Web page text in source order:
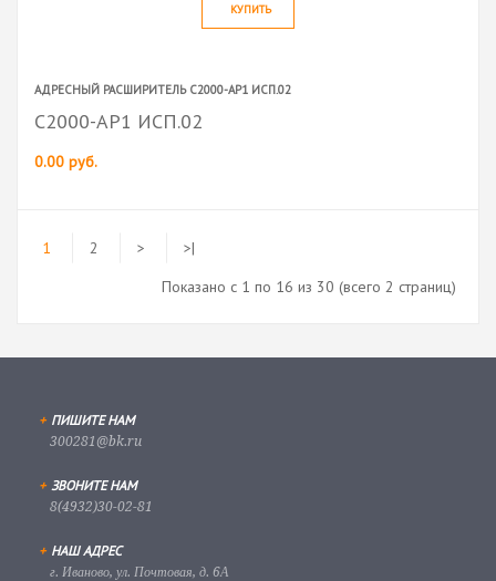
КУПИТЬ
АДРЕСНЫЙ РАСШИРИТЕЛЬ С2000-АР1 ИСП.02
С2000-АР1 ИСП.02
0.00 руб.
1 2 >
>|
Показано с 1 по 16 из 30 (всего 2 страниц)
+ ПИШИТЕ НАМ
300281@bk.ru
+ ЗВОНИТЕ НАМ
8(4932)30-02-81
+ НАШ АДРЕС
г. Иваново, ул. Почтовая, д. 6А